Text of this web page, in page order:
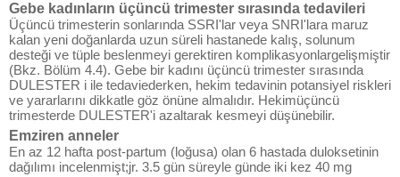
Gebe kadınların üçüncü trimester sırasında tedavileri
Üçüncü trimesterin sonlarında SSRI'lar veya SNRI'lara maruz
kalan yeni doğanlarda uzun süreli hastanede kalış, solunum
desteği ve tüple beslenmeyi gerektiren komplikasyonlargelişmiştir
(Bkz. Bölüm 4.4). Gebe bir kadını üçüncü trimester sırasında
DULESTER i ile tedaviederken, hekim tedavinin potansiyel riskleri
ve yararlarını dikkatle göz önüne almalıdır. Hekimüçüncü
trimesterde DULESTER'i azaltarak kesmeyi düşünebilir.
Emziren anneler
En az 12 hafta post-partum (loğusa) olan 6 hastada duloksetinin
dağılımı incelenmişt;jr. 3.5 gün süreyle günde iki kez 40 mg